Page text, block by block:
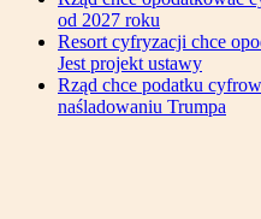
od 2027 roku
Resort cyfryzacji chce
Jest projekt ustawy
Rząd chce podatku
naśladowaniu Trumpa